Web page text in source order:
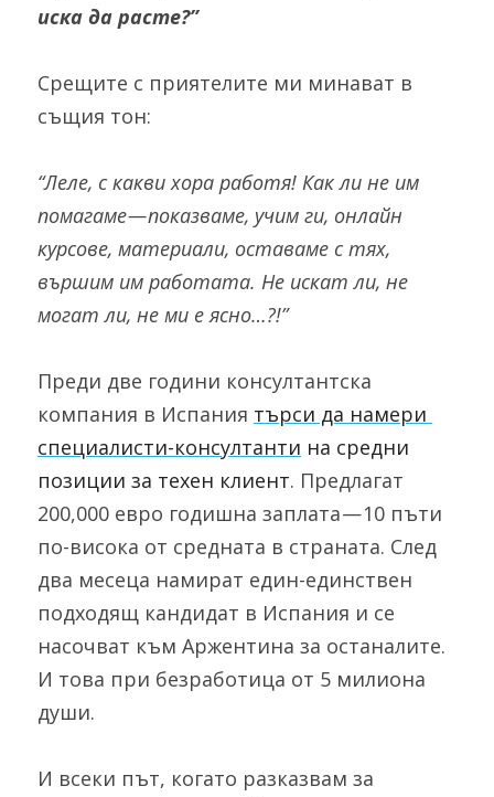
иска да расте?”
Срещите с приятелите ми минават в
същия тон:
“Леле, с какви хора работя! Как ли не им
помагаме — показваме, учим ги, онлайн
курсове, материали, оставаме с тях,
вършим им работата. Не искат ли, не
могат ли, не ми е ясно…?!”
Преди две години консултантска
компания в Испания търси да намери
специалисти-консултанти на средни
позиции за техен клиент. Предлагат
200,000 евро годишна заплата — 10 пъти
по-висока от средната в страната. След
два месеца намират един-единствен
подходящ кандидат в Испания и се
насочват към Аржентина за останалите.
И това при безработица от 5 милиона
души.